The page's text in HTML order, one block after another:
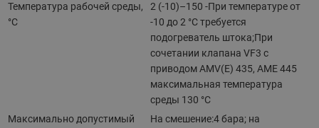
Температура рабочей среды,
°С
2 (-10)–150 -При температуре от
-10 до 2 °С требуется
подогреватель штока;При
сочетании клапана VF3 с
приводом AMV(E) 435, AME 445
максимальная температура
среды 130 °С
Максимально допустимый
На смешение:4 бара; на